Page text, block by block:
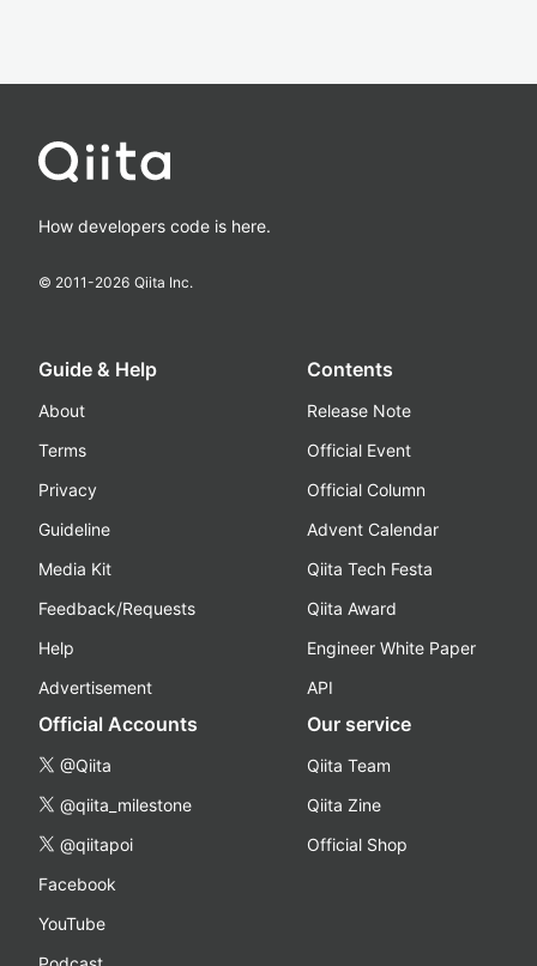
How developers code is here.
© 2011-2026 Qiita Inc.
Guide & Help
About
Terms
Privacy
Guideline
Media Kit
Feedback/Requests
Help
Advertisement
Contents
Release Note
Official Event
Official Column
Advent Calendar
Qiita Tech Festa
Qiita Award
Engineer White Paper
API
Official Accounts
@Qiita
@qiita_milestone
@qiitapoi
Facebook
YouTube
Our service
Qiita Team
Qiita Zine
Official Shop